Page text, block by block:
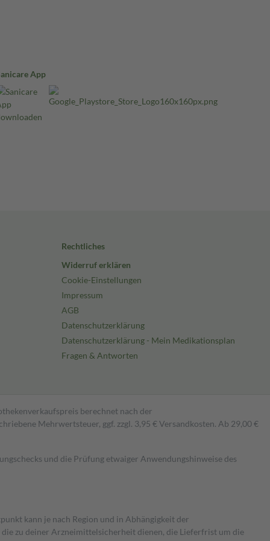
App
Rechtliches
Widerruf erklären
Cookie-Einstellungen
Impressum
AGB
Datenschutzerklärung
Datenschutzerklärung - Mein Medikationsplan
Fragen & Antworten
berechnet nach der
Mehrwertsteuer, ggf. zzgl. 3,95 € Versandkosten. Ab 29,00 €
und die Prüfung etwaiger Anwendungshinweise des
kann je nach Region und in Abhängigkeit der
zu deiner Arzneimittelsicherheit dienen, die Lieferfrist um die